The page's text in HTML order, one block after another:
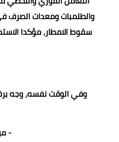
والطلمبات ومعدات الصرف
سقوط الامطار، مؤكدا
وفي الوقت نفسه، وجه
-